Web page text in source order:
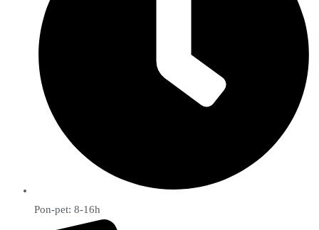
Pon-pet: 8-16h